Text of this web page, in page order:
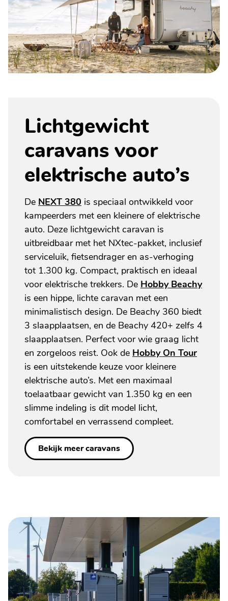
Lichtgewicht
caravans voor
elektrische auto’s
De NEXT 380 is speciaal ontwikkeld voor
kampeerders met een kleinere of elektrische
auto. Deze lichtgewicht caravan is
uitbreidbaar met het NXtec-pakket, inclusief
serviceluik, fietsendrager en as-verhoging
tot 1.300 kg. Compact, praktisch en ideaal
voor elektrische trekkers. De Hobby Beachy
is een hippe, lichte caravan met een
minimalistisch design. De Beachy 360 biedt
3 slaapplaatsen, en de Beachy 420+ zelfs 4
slaapplaatsen. Perfect voor wie graag licht
en zorgeloos reist. Ook de Hobby On Tour
is een uitstekende keuze voor kleinere
elektrische auto’s. Met een maximaal
toelaatbaar gewicht van 1.350 kg en een
slimme indeling is dit model licht,
comfortabel en verrassend compleet.
Bekijk meer caravans